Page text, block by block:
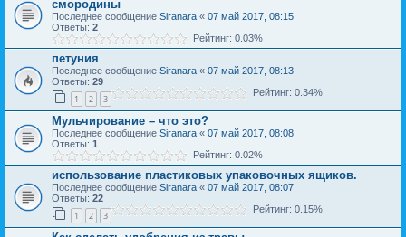
смородины
Последнее сообщение Siranara « 07 май 2017, 08:15
Ответы: 2
Рейтинг: 0.03%
петуния
Последнее сообщение Siranara « 07 май 2017, 08:13
Ответы: 29
1 2 3
Рейтинг: 0.34%
Мульчирование – что это?
Последнее сообщение Siranara « 07 май 2017, 08:08
Ответы: 1
Рейтинг: 0.02%
использование пластиковых упаковочных ящиков.
Последнее сообщение Siranara « 07 май 2017, 08:07
Ответы: 22
1 2 3
Рейтинг: 0.15%